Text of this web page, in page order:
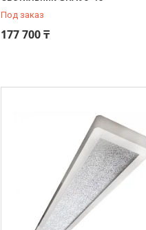
Под заказ
177 700 ₸